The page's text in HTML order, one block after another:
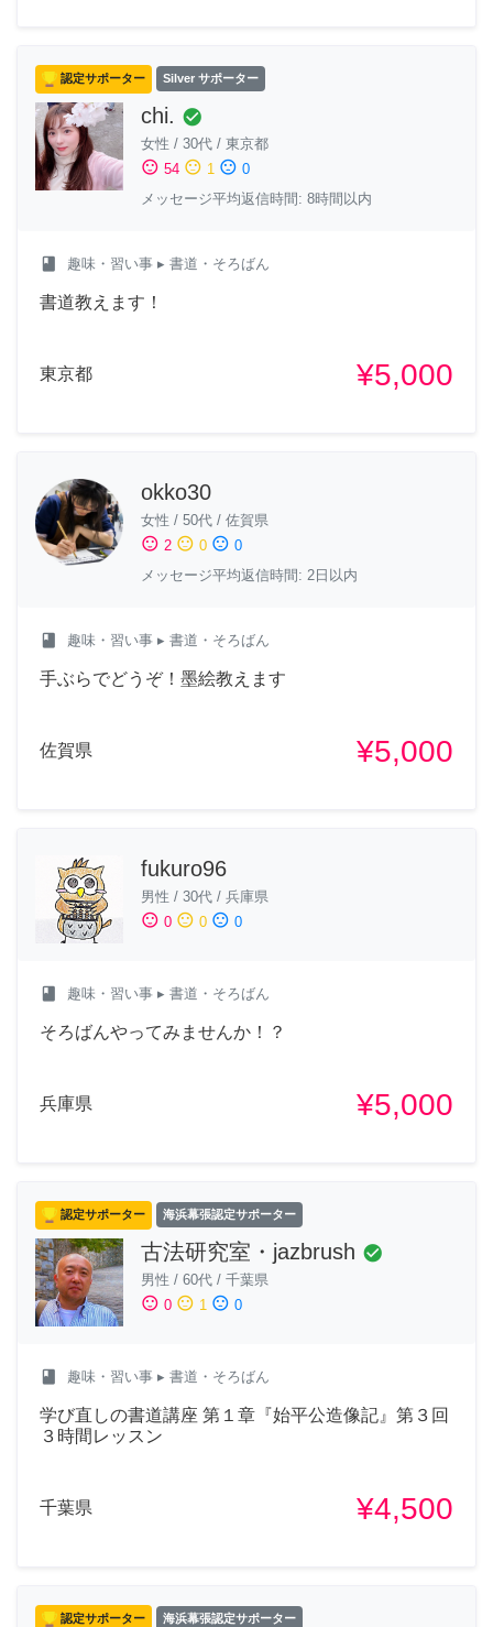
認定サポーター Silver サポーター
chi. check_circle
女性 / 30代 / 東京都
sentiment_satisfied 54 sentiment_neutral 1 sentiment_dissatisfied 0
メッセージ平均返信時間: 8時間以内
class 趣味・習い事 ▸ 書道・そろばん
書道教えます！
東京都 ¥5,000
okko30
女性 / 50代 / 佐賀県
sentiment_satisfied 2 sentiment_neutral 0 sentiment_dissatisfied 0
メッセージ平均返信時間: 2日以内
class 趣味・習い事 ▸ 書道・そろばん
手ぶらでどうぞ！墨絵教えます
佐賀県 ¥5,000
fukuro96
男性 / 30代 / 兵庫県
sentiment_satisfied 0 sentiment_neutral 0 sentiment_dissatisfied 0
class 趣味・習い事 ▸ 書道・そろばん
そろばんやってみませんか！？
兵庫県 ¥5,000
認定サポーター 海浜幕張認定サポーター
古法研究室・jazbrush check_circle
男性 / 60代 / 千葉県
sentiment_satisfied 0 sentiment_neutral 1 sentiment_dissatisfied 0
class 趣味・習い事 ▸ 書道・そろばん
学び直しの書道講座 第１章『始平公造像記』第３回
３時間レッスン
千葉県 ¥4,500
認定サポーター 海浜幕張認定サポーター